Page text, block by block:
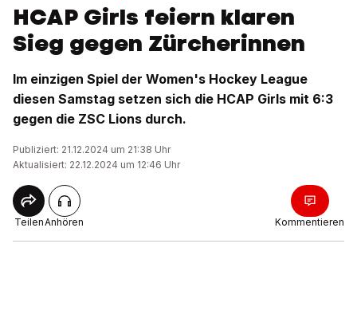
HCAP Girls feiern klaren
Sieg gegen Zürcherinnen
Im einzigen Spiel der Women's Hockey League
diesen Samstag setzen sich die HCAP Girls mit 6:3
gegen die ZSC Lions durch.
Publiziert: 21.12.2024 um 21:38 Uhr
Aktualisiert: 22.12.2024 um 12:46 Uhr
TeilenAnhören Kommentieren